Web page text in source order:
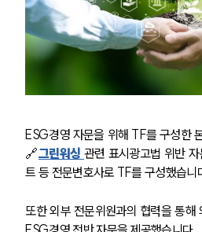
ESG경영 자문을 위해 TF를 구성한
🔗그린워싱 관련 표시광고법 위반
트 등 전문변호사로 TF를 구성했습니
또한 외부 전문위원과의 협력을 통해